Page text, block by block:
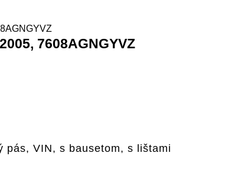
7608AGNGYVZ
pás, VIN, s bausetom, s lištami